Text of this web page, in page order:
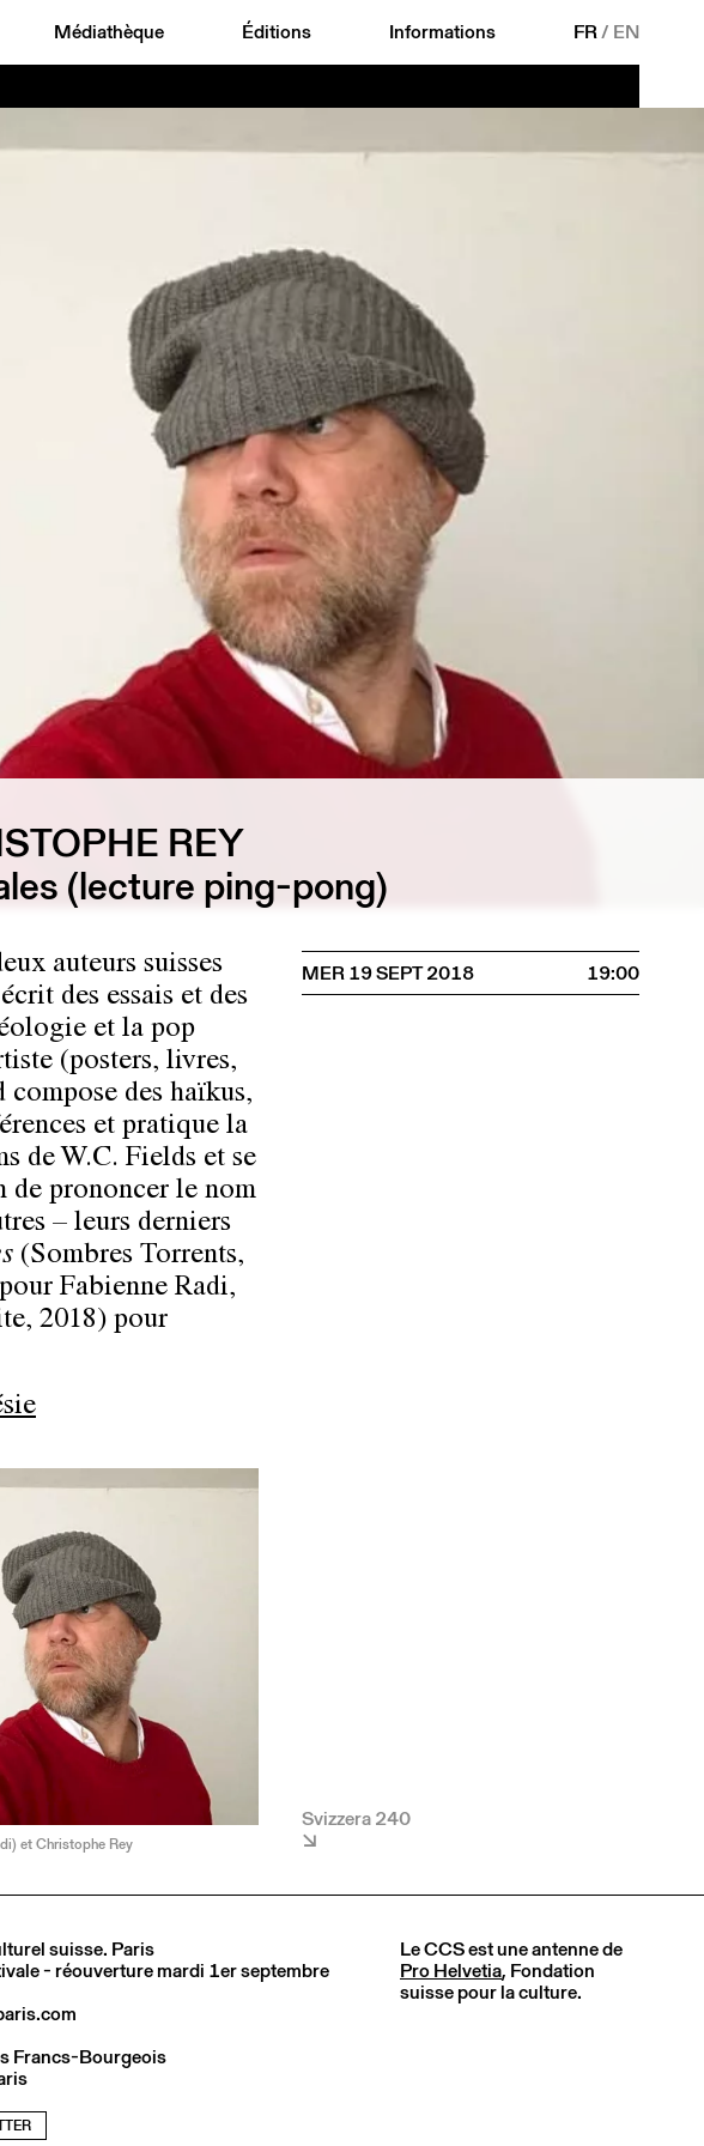
Médiathèque Éditions Informations FR/ EN
REY
(lecture ping-pong)
auteurs suisses
des essais et des
et la pop
(posters, livres,
des haïkus,
et pratique la
de W.C. Fields et se
de prononcer le nom
– leurs derniers
(Sombres Torrents,
Fabienne Radi,
2018) pour
et Christophe Rey
MER 19 SEPT 2018 19:00
Svizzera 240
suisse. Paris
- réouverture mardi 1er septembre
Francs-Bourgeois
Le CCS est une antenne de
Pro Helvetia, Fondation
suisse pour la culture.